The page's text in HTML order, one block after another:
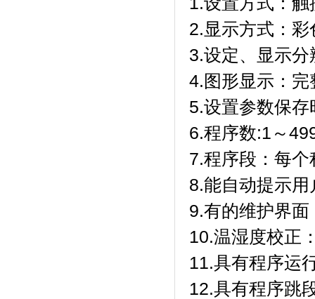
2.显示方式
3.设定、显
4.图形显示：
5.设置参数保存
6.程序数:1～499
7.程序段：每
8.能自动提示用户
9.有的维护界面
10.温湿度校正
11.具有程序运行
12.具有程序跳段